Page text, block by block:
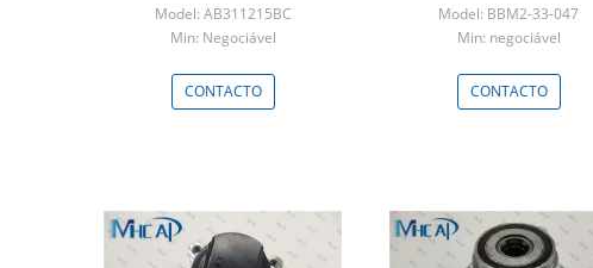
AB31-1215-DC
Model: AB311215BC
Min: Negociável
CONTACTO
OEM BBM2-33-047 Para
MAZDA
Model: BBM2-33-047
Min: negociável
CONTACTO